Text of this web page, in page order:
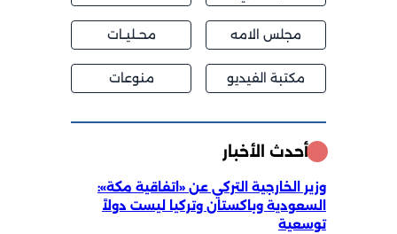
مجلس الامه محــليــات
مكتبة الفيديو منوعات
أحدث الأخبار
وزير الخارجية التركي عن «اتفاقية مكة»:
السعودية وباكستان وتركيا ليست دولاً
توسعية